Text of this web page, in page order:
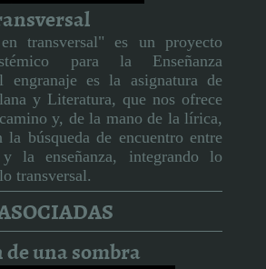
transversal" es un proyecto
para la Enseñanza
engranaje es la asignatura de
y Literatura, que nos ofrece
y, de la mano de la lírica,
la búsqueda de encuentro entre
la enseñanza, integrando lo
transversal.
una sombra